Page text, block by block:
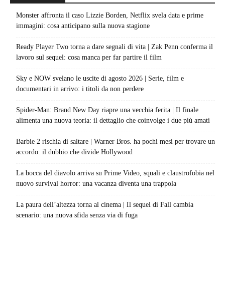
Monster affronta il caso Lizzie Borden, Netflix svela data e prime
immagini: cosa anticipano sulla nuova stagione
Ready Player Two torna a dare segnali di vita | Zak Penn conferma il
lavoro sul sequel: cosa manca per far partire il film
Sky e NOW svelano le uscite di agosto 2026 | Serie, film e
documentari in arrivo: i titoli da non perdere
Spider-Man: Brand New Day riapre una vecchia ferita | Il finale
alimenta una nuova teoria: il dettaglio che coinvolge i due più amati
Barbie 2 rischia di saltare | Warner Bros. ha pochi mesi per trovare un
accordo: il dubbio che divide Hollywood
La bocca del diavolo arriva su Prime Video, squali e claustrofobia nel
nuovo survival horror: una vacanza diventa una trappola
La paura dell’altezza torna al cinema | Il sequel di Fall cambia
scenario: una nuova sfida senza via di fuga